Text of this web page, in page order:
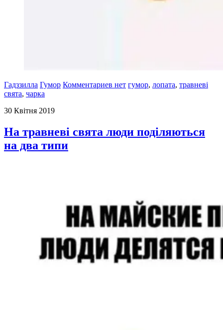
Гадззилла Гумор Комментариев нет гумор, лопата, травневі
свята, чарка
30 Квітня 2019
На травневі свята люди поділяються
на два типи